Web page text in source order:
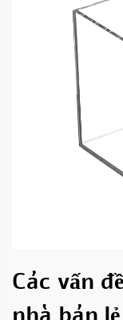
Các vấn